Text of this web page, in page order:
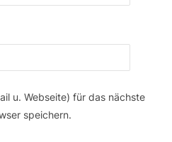
u. Webseite) für das nächste
speichern.